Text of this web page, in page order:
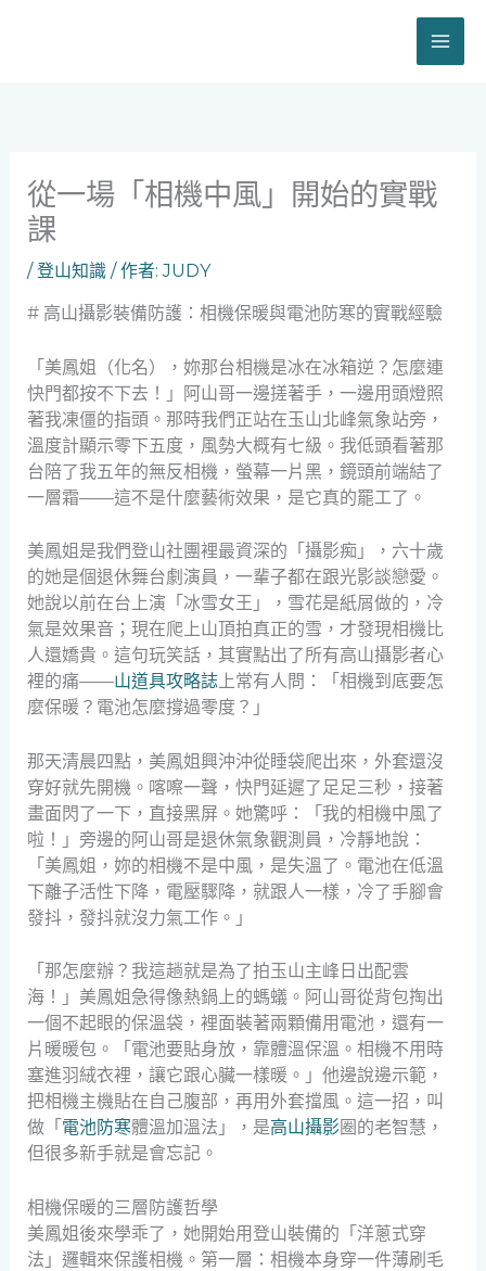
從一場「相機中風」開始的實戰
課
/登山知識/ 作者:JUDY
# 高山攝影裝備防護：相機保暖與電池防寒的實戰經驗
「美鳳姐（化名），妳那台相機是冰在冰箱逆？怎麼連
快門都按不下去！」阿山哥一邊搓著手，一邊用頭燈照
著我凍僵的指頭。那時我們正站在玉山北峰氣象站旁，
溫度計顯示零下五度，風勢大概有七級。我低頭看著那
台陪了我五年的無反相機，螢幕一片黑，鏡頭前端結了
一層霜——這不是什麼藝術效果，是它真的罷工了。
美鳳姐是我們登山社團裡最資深的「攝影痴」，六十歲
的她是個退休舞台劇演員，一輩子都在跟光影談戀愛。
她說以前在台上演「冰雪女王」，雪花是紙屑做的，冷
氣是效果音；現在爬上山頂拍真正的雪，才發現相機比
人還嬌貴。這句玩笑話，其實點出了所有高山攝影者心
裡的痛——山道具攻略誌上常有人問：「相機到底要怎
麼保暖？電池怎麼撐過零度？」
那天清晨四點，美鳳姐興沖沖從睡袋爬出來，外套還沒
穿好就先開機。喀嚓一聲，快門延遲了足足三秒，接著
畫面閃了一下，直接黑屏。她驚呼：「我的相機中風了
啦！」旁邊的阿山哥是退休氣象觀測員，冷靜地說：
「美鳳姐，妳的相機不是中風，是失溫了。電池在低溫
下離子活性下降，電壓驟降，就跟人一樣，冷了手腳會
發抖，發抖就沒力氣工作。」
「那怎麼辦？我這趟就是為了拍玉山主峰日出配雲
海！」美鳳姐急得像熱鍋上的螞蟻。阿山哥從背包掏出
一個不起眼的保溫袋，裡面裝著兩顆備用電池，還有一
片暖暖包。「電池要貼身放，靠體溫保溫。相機不用時
塞進羽絨衣裡，讓它跟心臟一樣暖。」他邊說邊示範，
把相機主機貼在自己腹部，再用外套擋風。這一招，叫
做「 電池防寒體溫加溫法」，是高山攝影圈的老智慧，
但很多新手就是會忘記。
相機保暖的三層防護哲學
美鳳姐後來學乖了，她開始用登山裝備的「洋蔥式穿
法」邏輯來保護相機。第一層：相機本身穿一件薄刷毛